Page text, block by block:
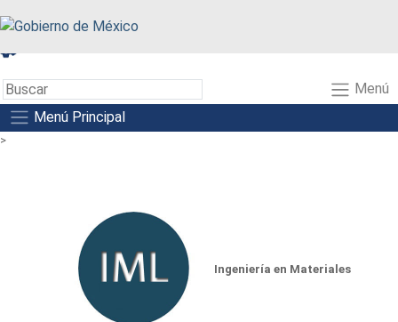
Menú
Menú Principal
>
Ingeniería en Materiales